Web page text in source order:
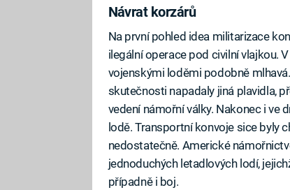
Návrat korzárů
Na první pohled idea militarizace
ilegální operace pod civilní vlajkou.
vojenskými loděmi podobně
skutečnosti napadaly jiná plavidla,
vedení námořní války. Nakonec i ve
lodě. Transportní konvoje sice byly
nedostatečně. Americké
jednoduchých letadlových lodí,
případně i boj.